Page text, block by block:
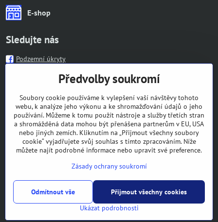
E-shop
Sledujte nás
Podzemní úkryty
Bankovní spojení
CZK: 204267348/0600, IBAN: CZ55 0600 0000 0002 0426 7348,
SWIFT: AGBACZPP
EUR: 239799512/0600, IBAN: CZ39 0600 0000 0002 3979 9512,
SWIFT: AGBACZPP
2013 - 2026 Copyright RENEW CZ s. r. o.
Copyright
Předvolby soukromíZásady ochrany soukromíPodmínky používání
Vytvořeno systémem:ByznysWeb.cz
Předvolby soukromí
Soubory cookie používáme k vylepšení vaší návštěvy tohoto
webu, k analýze jeho výkonu a ke shromažďování údajů o jeho
používání. Můžeme k tomu použít nástroje a služby třetích stran
a shromážděná data mohou být přenášena partnerům v EU, USA
nebo jiných zemích. Kliknutím na „Přijmout všechny soubory
cookie“ vyjadřujete svůj souhlas s tímto zpracováním. Níže
můžete najít podrobné informace nebo upravit své preference.
Zásady ochrany soukromí
Ukázat podrobnosti
Přijmout všechny cookies
Odmítnout vše